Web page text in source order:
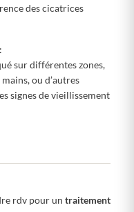
des cicatrices
sur différentes zones,
ou d’autres
signes de vieillissement
rdv pour un traitement